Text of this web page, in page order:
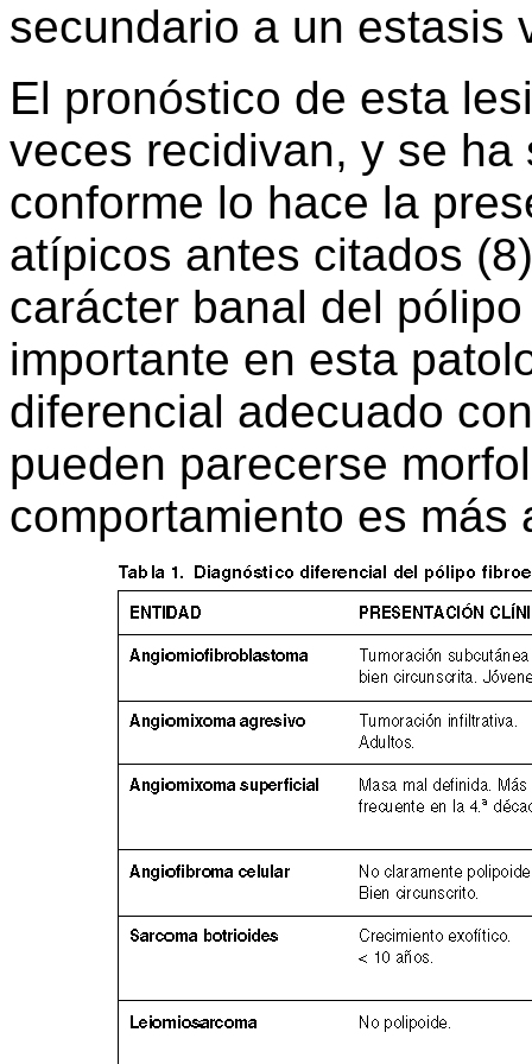
secundario a un estasis
El pronóstico de esta
veces recidivan, y se
conforme lo hace la
atípicos antes citados
carácter banal del
importante en esta
diferencial adecuado
pueden parecerse
comportamiento es más